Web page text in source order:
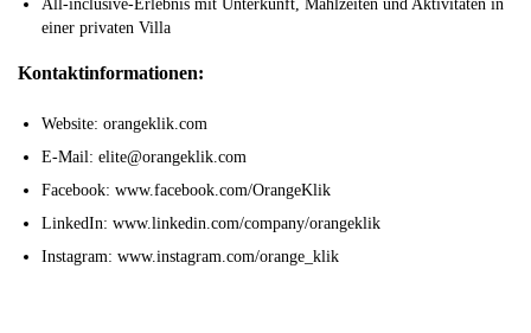
All-inclusive-Erlebnis mit Unterkunft, Mahlzeiten und Aktivitäten in
einer privaten Villa
Kontaktinformationen:
Website: orangeklik.com
E-Mail: elite@orangeklik.com
Facebook: www.facebook.com/OrangeKlik
LinkedIn: www.linkedin.com/company/orangeklik
Instagram: www.instagram.com/orange_klik